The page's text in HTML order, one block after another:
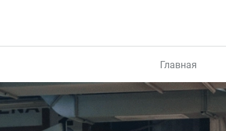
Главная